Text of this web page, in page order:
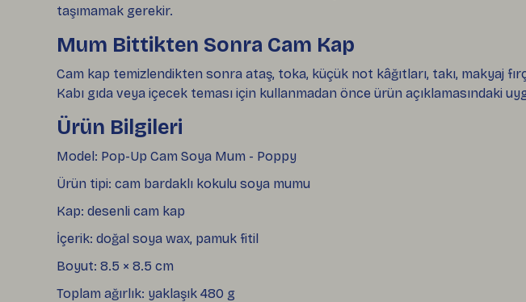
taşımamak gerekir.
Mum Bittikten Sonra Cam Kap
Cam kap temizlendikten sonra ataş, toka, küçük not kâğıtları, takı, makyaj
Kabı gıda veya içecek teması için kullanmadan önce ürün açıklamasındaki
Ürün Bilgileri
Model: Pop-Up Cam Soya Mum - Poppy
Ürün tipi: cam bardaklı kokulu soya mumu
Kap: desenli cam kap
İçerik: doğal soya wax, pamuk fitil
Boyut: 8.5 × 8.5 cm
Toplam ağırlık: yaklaşık 480 g